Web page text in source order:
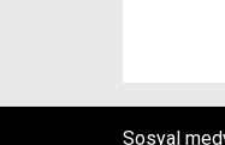
Sosyal